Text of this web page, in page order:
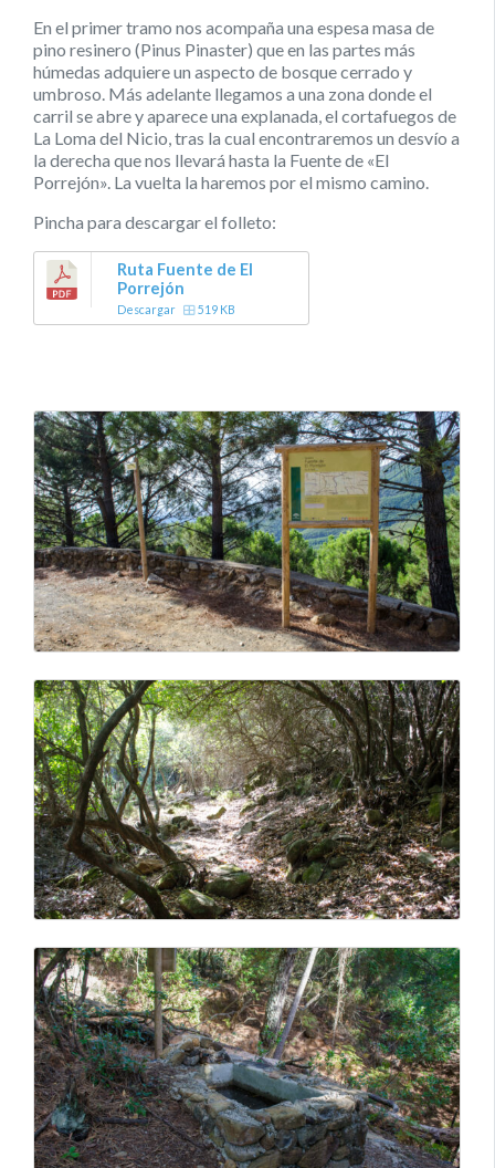
En el primer tramo nos acompaña una espesa masa de
pino resinero (Pinus Pinaster) que en las partes más
húmedas adquiere un aspecto de bosque cerrado y
umbroso. Más adelante llegamos a una zona donde el
carril se abre y aparece una explanada, el cortafuegos de
La Loma del Nicio, tras la cual encontraremos un desvío a
la derecha que nos llevará hasta la Fuente de «El
Porrejón». La vuelta la haremos por el mismo camino.
Pincha para descargar el folleto:
Ruta Fuente de El
Porrejón
Descargar 519 KB